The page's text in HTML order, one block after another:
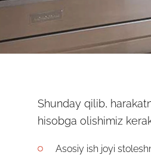
Shunday qilib,
hisobga olishimiz
Asosiy ish joyi